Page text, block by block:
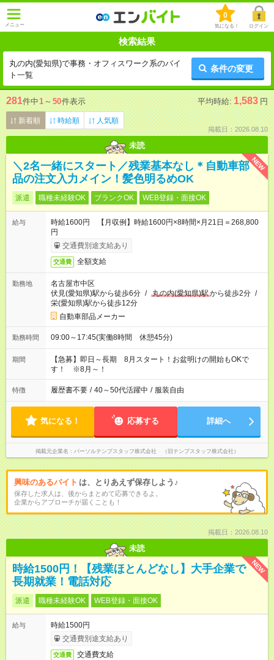
メニュー
0
気になる！ ログイン
検索結果
丸の内(愛知県)で事務・オフィスワーク系のバイ
ト一覧
条件の変更
281件中1 ～ 50件表示 平均時給: 1,583 円
新着順 時給順 人気順
掲載日：2026.08.10
未読
NEW
＼2名一緒にスタート／残業基本なし＊自動車部
品の注文入力メイン！髪色明るめOK
派遣 職種未経験OK ブランクOK WEB登録・面接OK
給与
時給1600円 【月収例】時給1600円×8時間×月21日＝268,800
円
交通費別途支給あり
交通費 全額支給
勤務地
名古屋市中区
伏見(愛知県)駅から徒歩6分 / 丸の内(愛知県)駅から徒歩2分 /
栄(愛知県)駅から徒歩12分
自動車部品メーカー
勤務時間 09:00～17:45(実働8時間 休憩45分)
期間
【急募】即日～長期 8月スタート！お盆明けの開始もOKで
す！ ※8月～！
特徴 履歴書不要 / 40～50代活躍中 / 服装自由
気になる！ 応募する 詳細へ
掲載元企業名 パーソルテンプスタッフ株式会社 （旧テンプスタッフ株式会社）
興味のあるバイト は、とりあえず保存しよう♪
保存した求人は、後からまとめて応募できるよ。
企業からアプローチが届くことも！
掲載日：2026.08.10
未読
NEW
時給1500円！【残業ほとんどなし】大手企業で
長期就業！電話対応
派遣 職種未経験OK WEB登録・面接OK
給与
時給1500円
交通費別途支給あり
交通費 交通費支給